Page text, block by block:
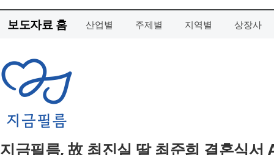
보도자료 홈 산업별 주제별 지역별 상장사
지금필름, 故 최진실 딸 최준희 결혼식